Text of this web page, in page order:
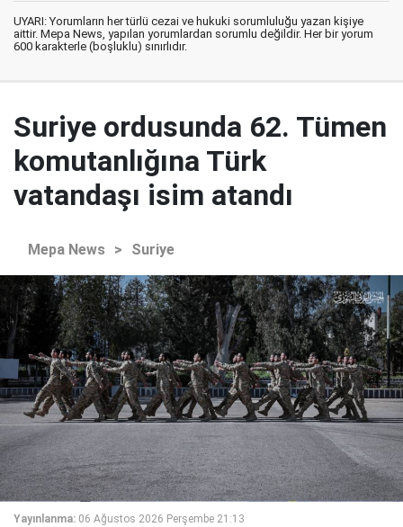
UYARI: Yorumların her türlü cezai ve hukuki sorumluluğu yazan kişiye
aittir. Mepa News, yapılan yorumlardan sorumlu değildir. Her bir yorum
600 karakterle (boşluklu) sınırlıdır.
Suriye ordusunda 62. Tümen
komutanlığına Türk
vatandaşı isim atandı
Mepa News > Suriye
Yayınlanma: 06 Ağustos 2026 Perşembe 21:13